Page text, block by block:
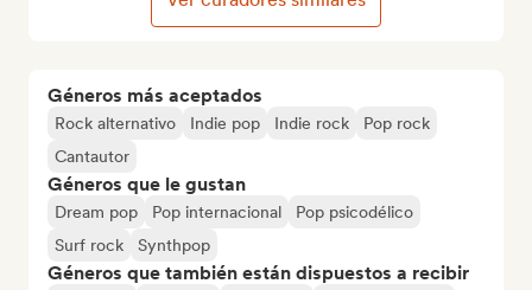
Géneros más aceptados
Rock alternativo Indie pop Indie rock
Pop rock
Cantautor
Géneros que le gustan
Dream pop Pop internacional
Pop psicodélico
Surf rock
Synthpop
Géneros que también están dispuestos a recibir